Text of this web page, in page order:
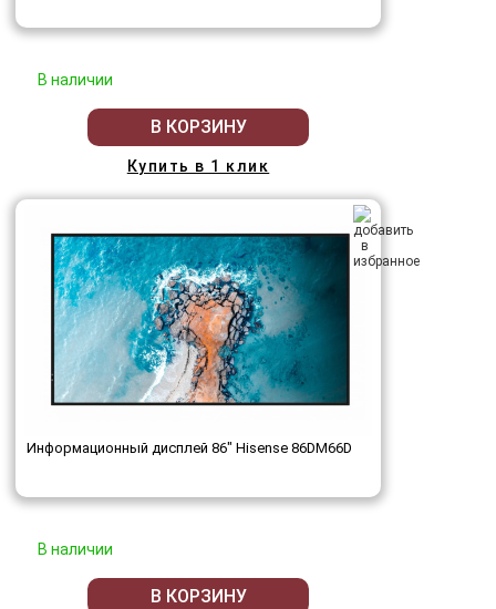
В наличии
В КОРЗИНУ
Купить в 1 клик
Информационный дисплей 86" Hisense 86DM66D
В наличии
В КОРЗИНУ